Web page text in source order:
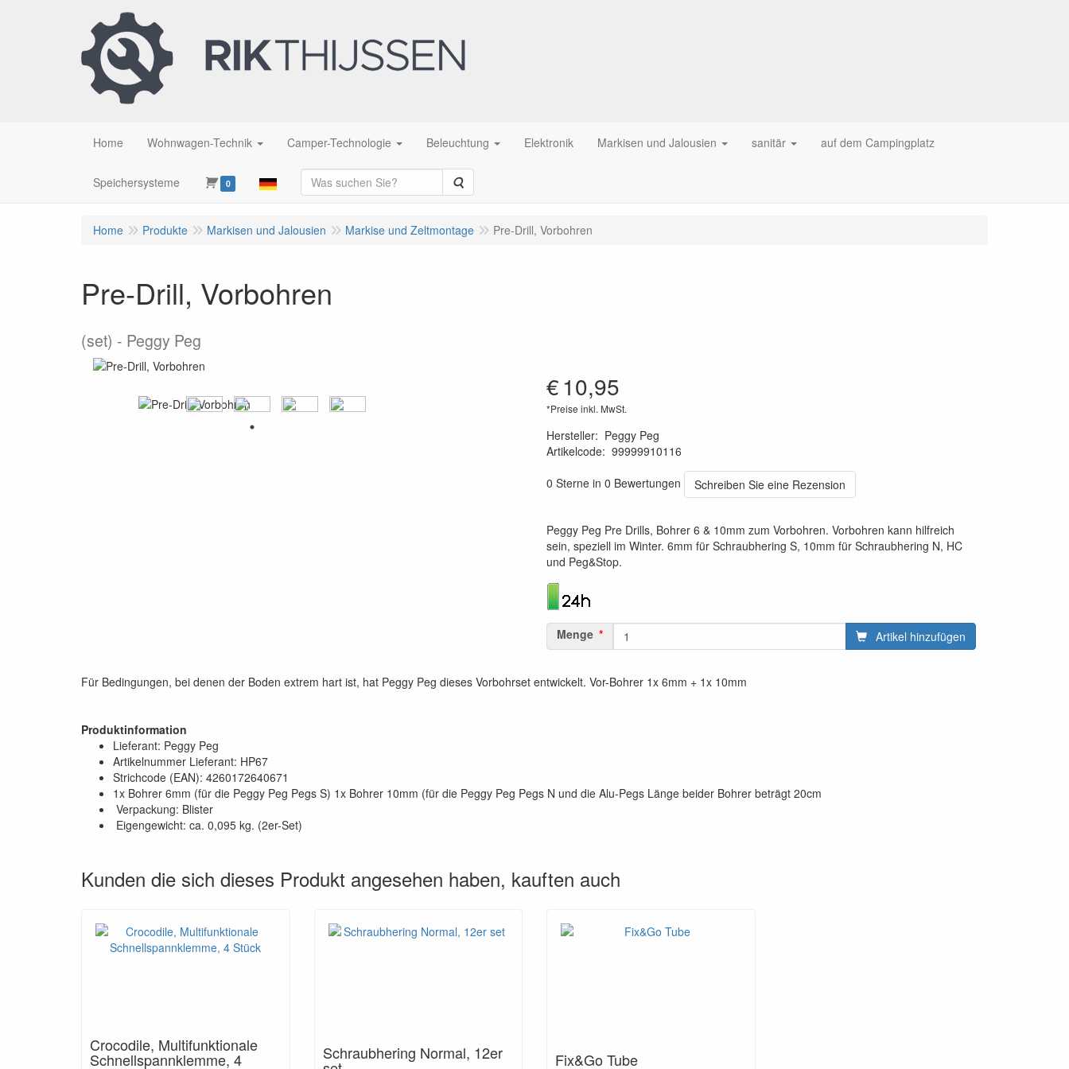
Home Wohnwagen-Technik Camper-Technologie Beleuchtung Elektronik Markisen und Jalousien sanitär auf dem Campingplatz
Speichersysteme 0 Suche
Home Produkte Markisen und Jalousien Markise und Zeltmontage Pre-Drill, Vorbohren
Pre-Drill, Vorbohren
(set) Peggy Peg
€10,95
*Preise inkl. MwSt.
Hersteller: Peggy Peg
Artikelcode: 99999910116
0 Sterne in 0 Bewertungen
Schreiben Sie eine Rezension
Peggy Peg Pre Drills, Bohrer 6 & 10mm zum Vorbohren. Vorbohren kann hilfreich
sein, speziell im Winter. 6mm für Schraubhering S, 10mm für Schraubhering N, HC
und Peg&Stop.
Menge Artikel hinzufügen
Für Bedingungen, bei denen der Boden extrem hart ist, hat Peggy Peg dieses Vorbohrset entwickelt. Vor-Bohrer 1x 6mm + 1x 10mm
Produktinformation
Lieferant: Peggy Peg
Artikelnummer Lieferant: HP67
Strichcode (EAN): 4260172640671
1x Bohrer 6mm (für die Peggy Peg Pegs S) 1x Bohrer 10mm (für die Peggy Peg Pegs N und die Alu-Pegs Länge beider Bohrer beträgt 20cm
Verpackung: Blister
Eigengewicht: ca. 0,095 kg. (2er-Set)
Kunden die sich dieses Produkt angesehen haben, kauften auch
Crocodile, Multifunktionale
Schnellspannklemme, 4 Schraubhering Normal, 12er Fix&Go Tube